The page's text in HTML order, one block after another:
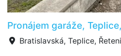
Pronájem garáže,
Bratislavská, Teplice,